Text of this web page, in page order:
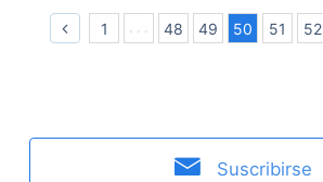
1 48 49 50 51 52
Suscribirse